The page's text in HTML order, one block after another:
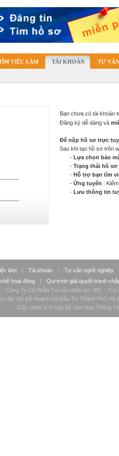
VIỆC LÀM TÀI KHOẢN TƯ
Bạn chưa có tài khoản
Đăng ký dễ dàng và
Để nộp hồ sơ trực
Sau khi tạo hồ sơ trên
- Lựa chọn bảo
- Trạng thái hồ sơ
- Hỗ trợ bạn tìm
- Ứng tuyển :
- Lưu thông tin
làm | Tài khoản | Tư vấn nghề nghiệp
hoạt động | Qui trình giải quyết tranh
- Công Ty Cổ Phần Tư vấn nhân lực NIC -
cấp: Sở Kế Hoạch Và Đầu Tư Thành Phố Hà
Giấy phép ICP của Bộ Văn Hóa Thông